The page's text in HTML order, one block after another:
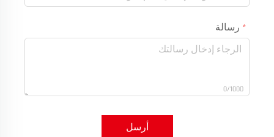
رسالة
0/1000
أرسل